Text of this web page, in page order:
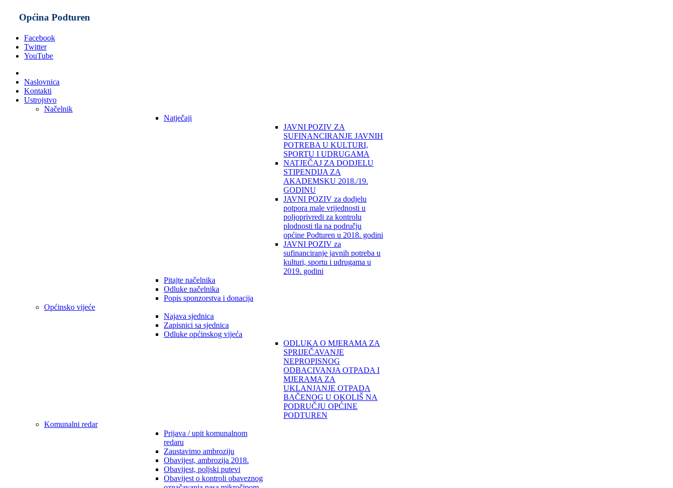
Općina Podturen
Facebook
Twitter
YouTube
Naslovnica
Kontakti
Ustrojstvo
Načelnik
Natječaji
JAVNI POZIV ZA
SUFINANCIRANJE JAVNIH
POTREBA U KULTURI,
SPORTU I UDRUGAMA
NATJEČAJ ZA DODJELU
STIPENDIJA ZA
AKADEMSKU 2018./19.
GODINU
JAVNI POZIV za dodjelu
potpora male vrijednosti u
poljoprivredi za kontrolu
plodnosti tla na području
općine Podturen u 2018. godini
JAVNI POZIV za
sufinanciranje javnih potreba u
kulturi, sportu i udrugama u
2019. godini
Pitajte načelnika
Odluke načelnika
Popis sponzorstva i donacija
Općinsko vijeće
Najava sjednica
Zapisnici sa sjednica
Odluke općinskog vijeća
ODLUKA O MJERAMA ZA
SPRIJEČAVANJE
NEPROPISNOG
ODBACIVANJA OTPADA I
MJERAMA ZA
UKLANJANJE OTPADA
BAČENOG U OKOLIŠ NA
PODRUČJU OPĆINE
PODTUREN
Komunalni redar
Prijava / upit komunalnom
redaru
Zaustavimo ambroziju
Obavijest, ambrozija 2018.
Obavijest, poljski putevi
Obavijest o kontroli obaveznog